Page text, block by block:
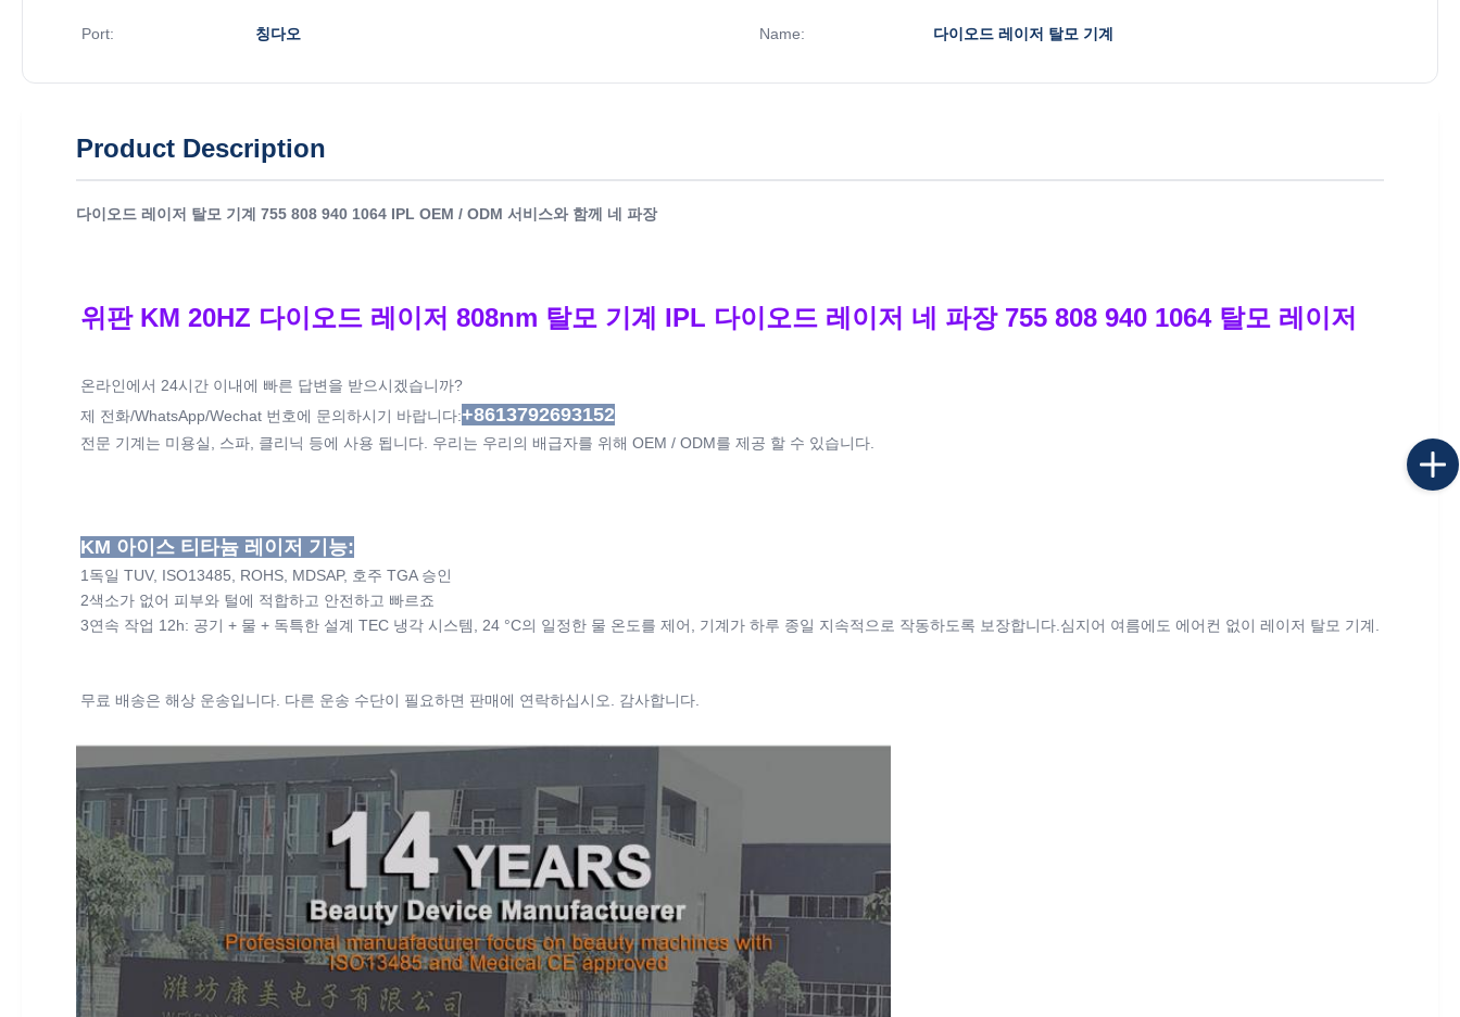
Port: 칭다오 Name: 다이오드 레이저 탈모 기계
Product Description
다이오드 레이저 탈모 기계 755 808 940 1064 IPL OEM / ODM 서비스와 함께 네 파장
위판 KM 20HZ 다이오드 레이저 808nm 탈모 기계 IPL 다이오드 레이저 네 파장 755 808 940 1064 탈모 레이저
온라인에서 24시간 이내에 빠른 답변을 받으시겠습니까?
제 전화/WhatsApp/Wechat 번호에 문의하시기 바랍니다:+8613792693152
전문 기계는 미용실, 스파, 클리닉 등에 사용 됩니다. 우리는 우리의 배급자를 위해 OEM / ODM를 제공 할 수 있습니다.
KM 아이스 티타늄 레이저 기능:
1독일 TUV, ISO13485, ROHS, MDSAP, 호주 TGA 승인
2색소가 없어 피부와 털에 적합하고 안전하고 빠르죠
3연속 작업 12h: 공기 + 물 + 독특한 설계 TEC 냉각 시스템, 24 °C의 일정한 물 온도를 제어, 기계가 하루 종일 지속적으로 작동하도록 보장합니다.심지어 여름에도 에어컨 없이 레이저 탈모 기계.
무료 배송은 해상 운송입니다. 다른 운송 수단이 필요하면 판매에 연락하십시오. 감사합니다.